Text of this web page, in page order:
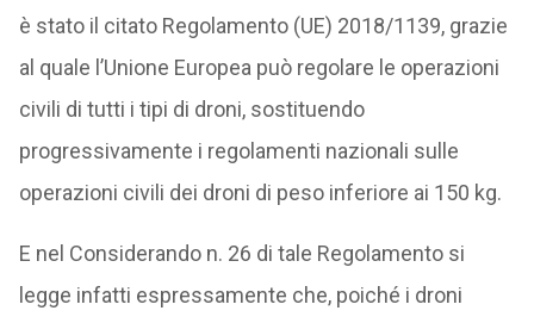
è stato il citato Regolamento (UE) 2018/1139, grazie
al quale l’Unione Europea può regolare le operazioni
civili di tutti i tipi di droni, sostituendo
progressivamente i regolamenti nazionali sulle
operazioni civili dei droni di peso inferiore ai 150 kg.
E nel Considerando n. 26 di tale Regolamento si
legge infatti espressamente che, poiché i droni